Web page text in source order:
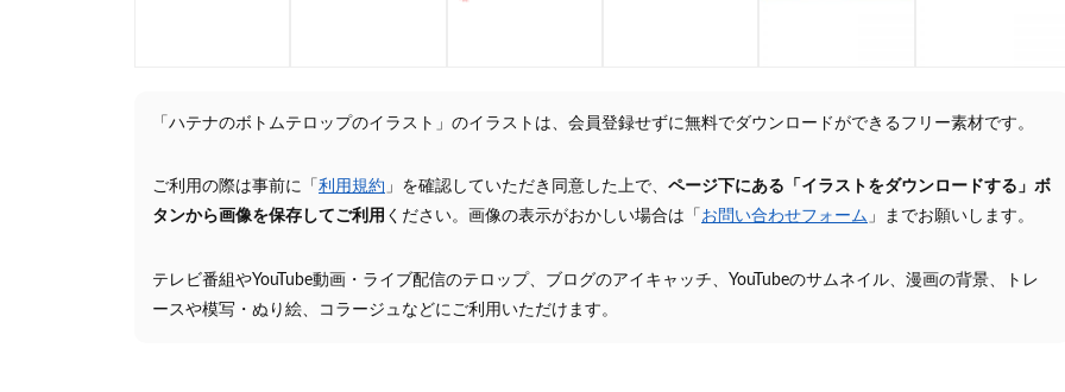
「ハテナのボトムテロップのイラスト」のイラストは、会員登録せずに無料でダウンロードができるフリー素材です。
ご利用の際は事前に「 利用規約 」を確認していただき同意した上で、 ページ下にある「イラストをダウンロードする」ボ
タンから画像を保存してご利用 ください。画像の表示がおかしい場合は「 お問い合わせフォーム 」までお願いします。
テレビ番組やYouTube動画・ライブ配信のテロップ、ブログのアイキャッチ、YouTubeのサムネイル、漫画の背景、トレ
ースや模写・ぬり絵、コラージュなどにご利用いただけます。